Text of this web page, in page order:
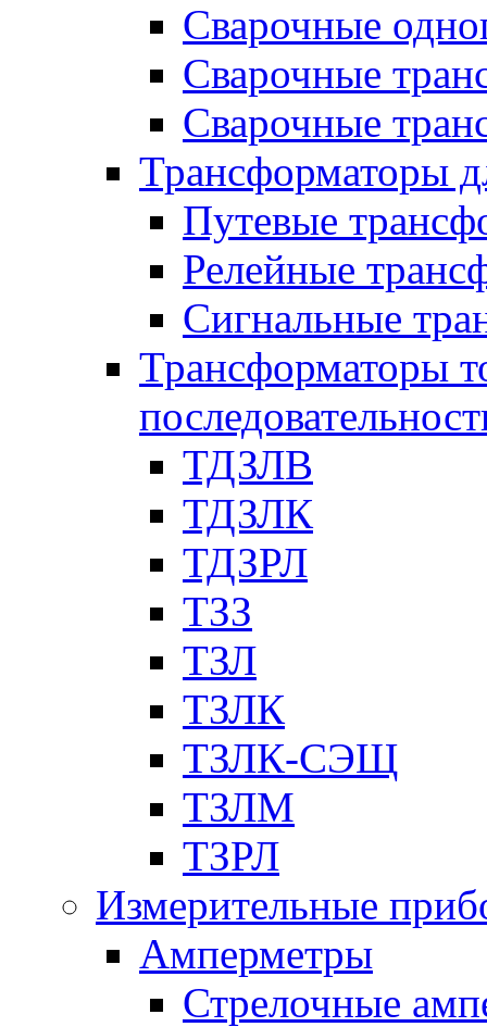
Сварочные
Сварочные
Сварочные
Трансформаторы
Путевые
Релейные
Сигнальные
Трансформаторы
ТДЗЛВ
ТДЗЛК
ТДЗРЛ
ТЗЗ
ТЗЛ
ТЗЛК
ТЗЛК-СЭЩ
ТЗЛМ
ТЗРЛ
Измерительные
Амперметры
Стрелочные